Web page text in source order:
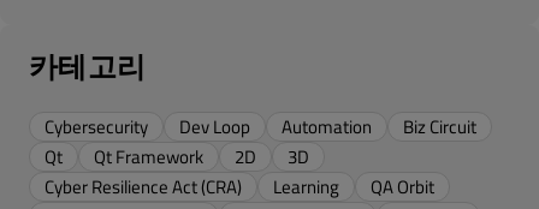
카테고리
Cybersecurity Dev Loop Automation
Biz Circuit
Qt
Qt Framework 2D
3D
Cyber Resilience Act (CRA)
Learning
QA Orbit